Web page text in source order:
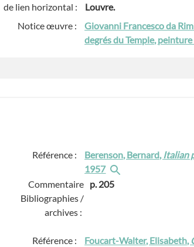
de lien horizontal :
Louvre.
Notice œuvre :
Giovanni Francesco da
degrés du Temple,
Référence : Berenson, Bernard, Italian
1957
Commentaire
Bibliographies /
archives :
p. 205
Référence : Foucart-Walter, Elisabeth,